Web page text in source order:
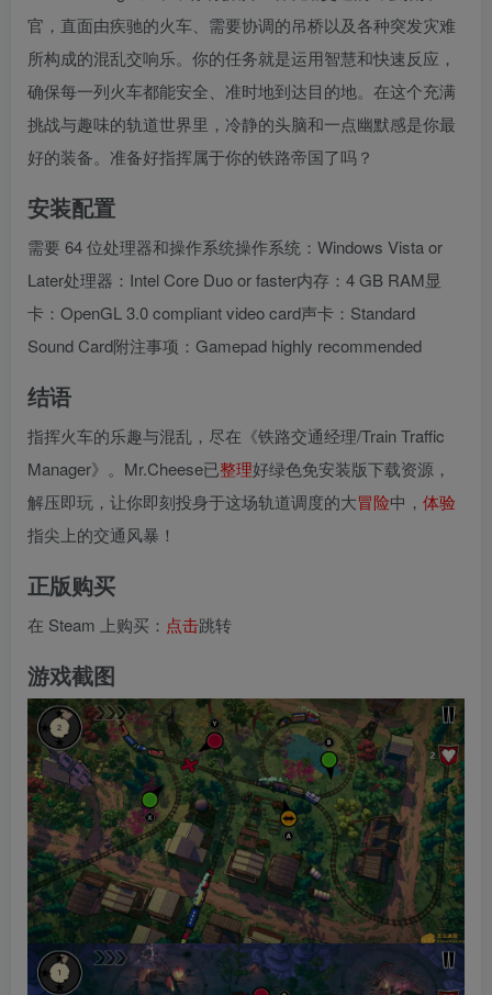
官，直面由疾驰的火车、需要协调的吊桥以及各种突发灾难
所构成的混乱交响乐。你的任务就是运用智慧和快速反应，
确保每一列火车都能安全、准时地到达目的地。在这个充满
挑战与趣味的轨道世界里，冷静的头脑和一点幽默感是你最
好的装备。准备好指挥属于你的铁路帝国了吗？
安装配置
需要 64 位处理器和操作系统操作系统：Windows Vista or
Later处理器：Intel Core Duo or faster内存：4 GB RAM显
卡：OpenGL 3.0 compliant video card声卡：Standard
Sound Card附注事项：Gamepad highly recommended
结语
指挥火车的乐趣与混乱，尽在《铁路交通经理/Train Traffic
Manager》。Mr.Cheese已整理好绿色免安装版下载资源，
解压即玩，让你即刻投身于这场轨道调度的大冒险中， 体验
指尖上的交通风暴！
正版购买
在 Steam 上购买： 点击跳转
游戏截图